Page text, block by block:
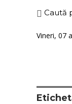
Caută
Vineri, 07